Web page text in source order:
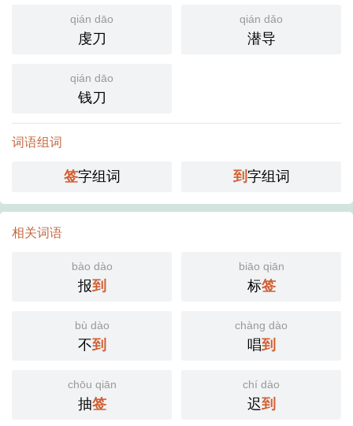
qián dāo
虔刀
qián dǎo
潜导
qián dāo
钱刀
词语组词
签字组词 到 字组词
相关词语
bào dào
报到
biāo qiān
标签
bù dào
不到
chàng dào
唱到
chōu qiān
抽签
chí dào
迟到